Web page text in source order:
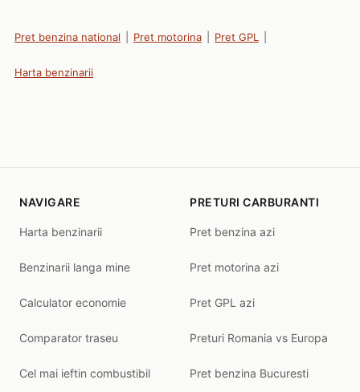
Pret benzina national Pret motorina Pret GPL
Harta benzinarii
NAVIGARE
Harta benzinarii
Benzinarii langa mine
Calculator economie
Comparator traseu
Cel mai ieftin combustibil
PRETURI CARBURANTI
Pret benzina azi
Pret motorina azi
Pret GPL azi
Preturi Romania vs Europa
Pret benzina Bucuresti